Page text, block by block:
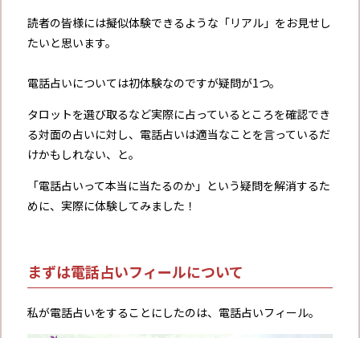
読者の皆様には擬似体験できるような「リアル」をお見せし
たいと思います。
電話占いについては初体験なのですが疑問が1つ。
タロットを選び取るなど実際に占っているところを確認でき
る対面の占いに対し、電話占いは適当なことを言っているだ
けかもしれない、と。
「電話占いって本当に当たるのか」という疑問を解消するた
めに、実際に体験してみました！
まずは電話占いフィールについて
私が電話占いをすることにしたのは、電話占いフィール。